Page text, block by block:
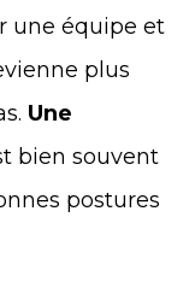
une équipe et
plus
Une
bien souvent
postures